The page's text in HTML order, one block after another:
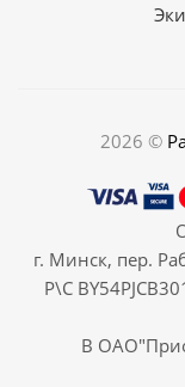
2026 ©
г. Минск, пер.
Р\С
В